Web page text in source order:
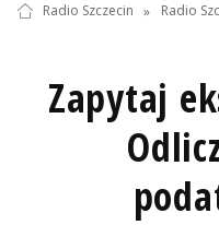
Radio Szczecin » Radio
Zapytaj